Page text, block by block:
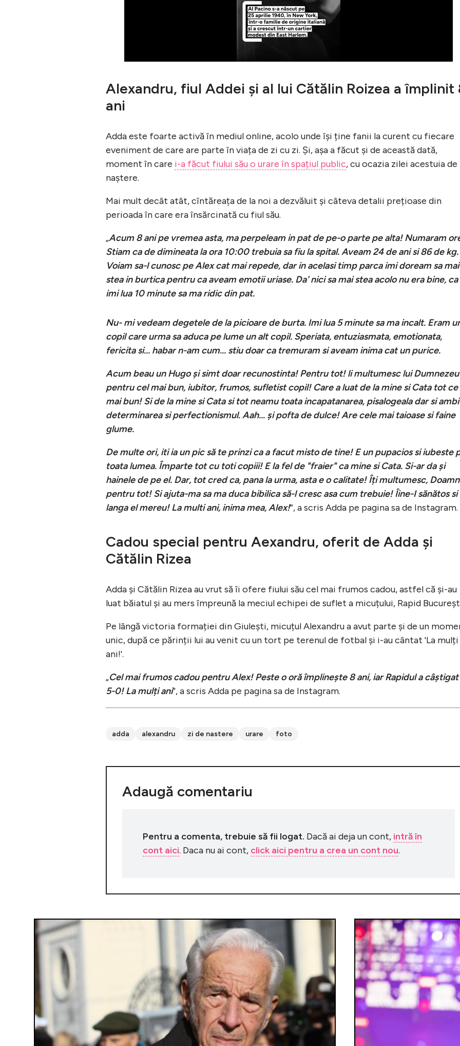
Alexandru, fiul Addei și al lui Cătălin Roizea a împlinit
ani
Adda este foarte activă în mediul online, acolo unde își ține fanii la curent cu fiecare
eveniment de care are parte în viața de zi cu zi. Și, așa a făcut și de această dată,
moment în care i-a făcut fiului său o urare în spațiul public, cu ocazia zilei acestuia de
naștere.
Mai mult decât atât, cîntăreața de la noi a dezvăluit și câteva detalii prețioase din
perioada în care era însărcinată cu fiul său.
„Acum 8 ani pe vremea asta, ma perpeleam in pat de pe-o parte pe alta! Numaram
Stiam ca de dimineata la ora 10:00 trebuia sa fiu la spital. Aveam 24 de ani si 86 de kg.
Voiam sa-l cunosc pe Alex cat mai repede, dar in acelasi timp parca imi doream sa mai
stea in burtica pentru ca aveam emotii uriase. Da' nici sa mai stea acolo nu era bine, ca
imi lua 10 minute sa ma ridic din pat.
Nu- mi vedeam degetele de la picioare de burta. Imi lua 5 minute sa ma incalt. Eram
copil care urma sa aduca pe lume un alt copil. Speriata, entuziasmata, emotionata,
fericita si... habar n-am cum... stiu doar ca tremuram si aveam inima cat un purice.
Acum beau un Hugo și simt doar recunostinta! Pentru tot! li multumesc lui Dumnezeu
pentru cel mai bun, iubitor, frumos, sufletist copil! Care a luat de la mine si Cata tot ce
mai bun! Si de la mine si Cata si tot neamu toata incapatanarea, pisalogeala dar si
determinarea si perfectionismul. Aah... și pofta de dulce! Are cele mai taioase si faine
glume.
De multe ori, iti ia un pic să te prinzi ca a facut misto de tine! E un pupacios si iubeste
toata lumea. Împarte tot cu toti copiii! E la fel de "fraier" ca mine si Cata. Si-ar da și
hainele de pe el. Dar, tot cred ca, pana la urma, asta e o calitate! Îți multumesc,
pentru tot! Si ajuta-ma sa ma duca bibilica să-l cresc asa cum trebuie! Îine-I sănătos si
langa el mereu! La multi ani, inima mea, Alex!”, a scris Adda pe pagina sa de Instagram.
Cadou special pentru Aexandru, oferit de Adda și
Cătălin Rizea
Adda și Cătălin Rizea au vrut să îi ofere fiului său cel mai frumos cadou, astfel că și-au
luat băiatul și au mers împreună la meciul echipei de suflet a micuțului, Rapid
Pe lângă victoria formației din Giulești, micuțul Alexandru a avut parte și de un
unic, după ce părinții lui au venit cu un tort pe terenul de fotbal și i-au cântat 'La mulți
ani!'.
„Cel mai frumos cadou pentru Alex! Peste o oră împlinește 8 ani, iar Rapidul a
5-0! La mulți ani”, a scris Adda pe pagina sa de Instagram.
adda alexandru zi de nastere urare foto
Adaugă comentariu
Pentru a comenta, trebuie să fii logat. Dacă ai deja un cont, intră în
cont aici. Daca nu ai cont, click aici pentru a crea un cont nou.